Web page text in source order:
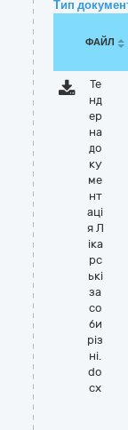
Тип
ФАЙЛ
Те
нд
ер
на
до
ку
ме
нт
аці
я Л
іка
рс
ькі
за
со
би
різ
ні.
do
cx